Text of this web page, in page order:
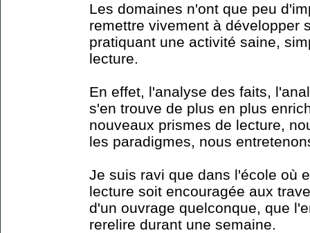
Les domaines n'ont que peu
remettre vivement à développer
pratiquant une activité saine,
lecture.
En effet, l'analyse des faits,
s'en trouve de plus en plus
nouveaux prismes de lecture,
les paradigmes, nous
Je suis ravi que dans l'école où
lecture soit encouragée aux
d'un ouvrage quelconque, que
rerelire durant une semaine.